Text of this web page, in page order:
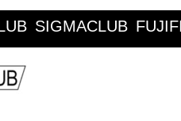
SIGMACLUB